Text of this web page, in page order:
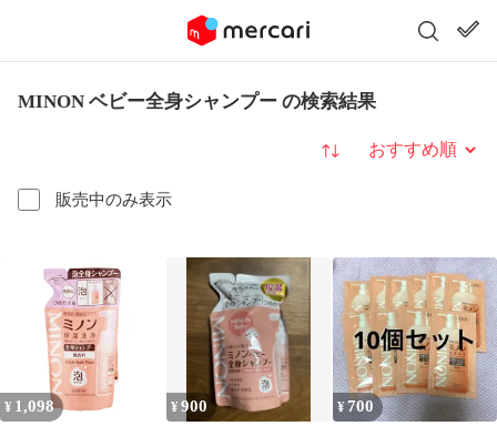
MINON ベビー全身シャンプー の検索結果
販売中のみ表示
並び替え
¥ 1,098 ¥900 ¥700